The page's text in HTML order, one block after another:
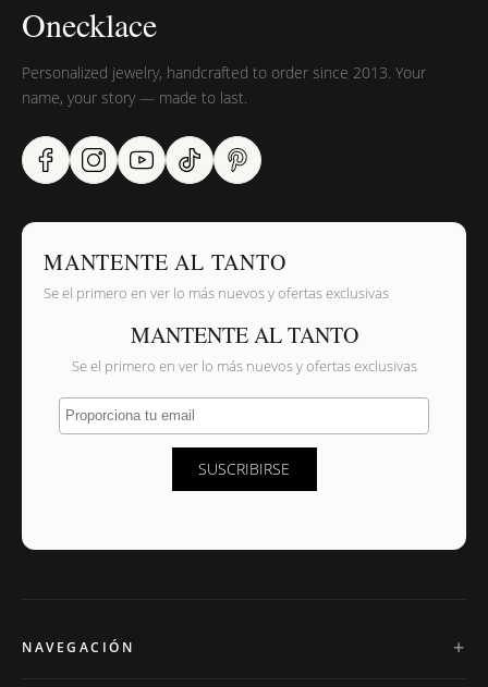
Onecklace
Personalized jewelry, handcrafted to order since 2013. Your
name, your story — made to last.
MANTENTE AL TANTO
Se el primero en ver lo más nuevos y ofertas exclusivas
MANTENTE AL TANTO
Se el primero en ver lo más nuevos y ofertas exclusivas
Proporciona tu email
SUSCRIBIRSE
NAVEGACIÓN